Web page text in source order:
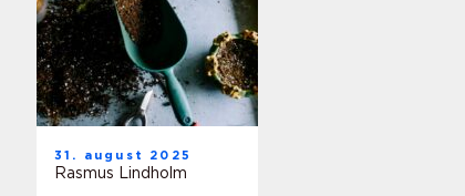
31. august 2025
Rasmus Lindholm